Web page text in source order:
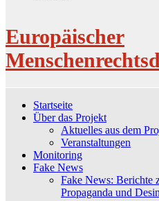
Europäischer
Startseite
Über das Projekt
Aktuelles aus dem
Veranstaltungen
Monitoring
Fake News
Fake News: Berichte
Propaganda und